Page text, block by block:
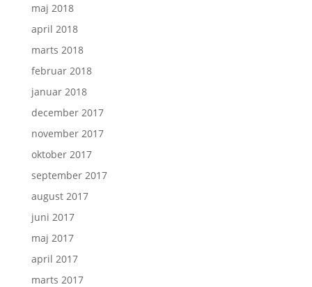
maj 2018
april 2018
marts 2018
februar 2018
januar 2018
december 2017
november 2017
oktober 2017
september 2017
august 2017
juni 2017
maj 2017
april 2017
marts 2017